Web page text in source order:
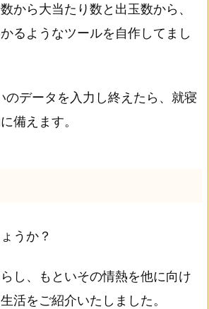
から大当たり数と出玉数から、
るようなツールを自作してまし
データを入力し終えたら、就寝
備えます。
うか？
し、もといその情熱を他に向け
活をご紹介いたしました。